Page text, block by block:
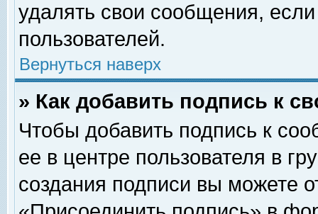
удалять свои сообщения,
пользователей.
Вернуться наверх
» Как добавить подпись к
Чтобы добавить подпись к
ее в центре пользователя в
создания подписи вы можете